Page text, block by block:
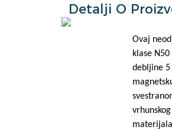
Detalji O
Ovaj
klase
debljine